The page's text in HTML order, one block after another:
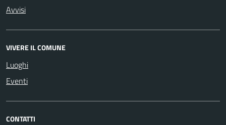
Avvisi
VIVERE IL COMUNE
Luoghi
Eventi
CONTATTI